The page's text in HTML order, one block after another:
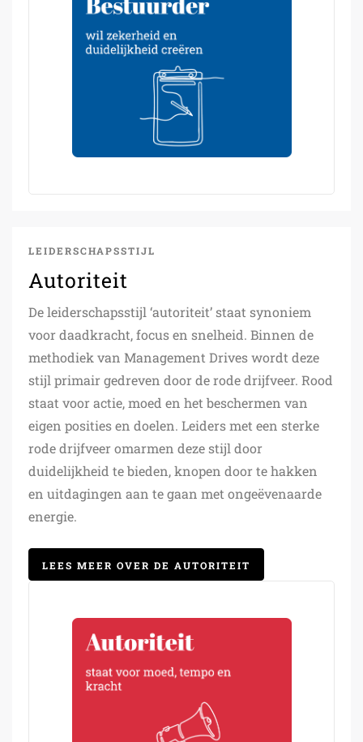
LEIDERSCHAPSSTIJL
Autoriteit
De leiderschapsstijl ‘autoriteit’ staat synoniem
voor daadkracht, focus en snelheid. Binnen de
methodiek van Management Drives wordt deze
stijl primair gedreven door de rode drijfveer. Rood
staat voor actie, moed en het beschermen van
eigen posities en doelen. Leiders met een sterke
rode drijfveer omarmen deze stijl door
duidelijkheid te bieden, knopen door te hakken
en uitdagingen aan te gaan met ongeëvenaarde
energie.
LEES MEER OVER DE AUTORITEIT